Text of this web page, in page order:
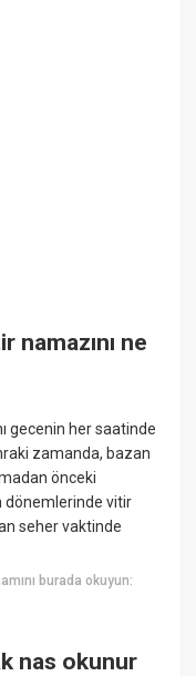
namazını ne
gecenin her saatinde
zamanda, bazan
önceki
dönemlerinde vitir
seher vaktinde
burada okuyun:
nas okunur